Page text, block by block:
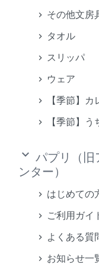
その他文房
タオル
スリッパ
ウェア
【季節】
【季節】
keyboard_arrow_down パプリ（旧
ンター）
はじめての
ご利用ガイ
よくある質
お知らせ一